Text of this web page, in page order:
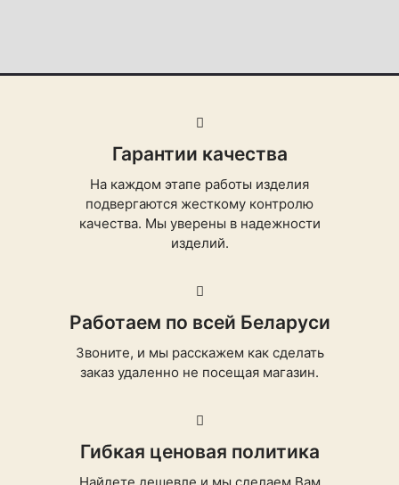
Гарантии качества
На каждом этапе работы изделия
подвергаются жесткому контролю
качества. Мы уверены в надежности
изделий.
Работаем по всей Беларуси
Звоните, и мы расскажем как сделать
заказ удаленно не посещая магазин.
Гибкая ценовая политика